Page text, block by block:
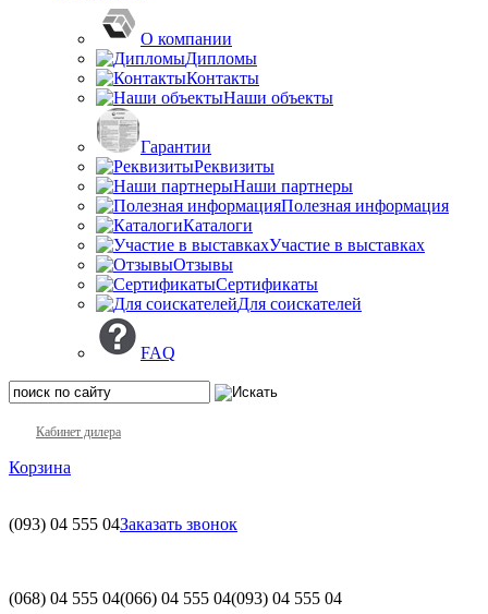
О компании
Дипломы
Контакты
Наши объекты
Гарантии
Реквизиты
Наши партнеры
Полезная информация
Каталоги
Участие в выставках
Отзывы
Сертификаты
Для соискателей
FAQ
Кабинет дилера
Корзина
(093) 04 555 04Заказать звонок
(068) 04 555 04(066) 04 555 04(093) 04 555 04